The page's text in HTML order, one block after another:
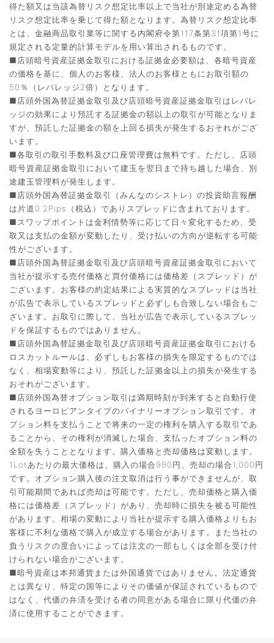
得た額又は当該為替リスク想定比率以上で当社が別途定める為替
リスク想定比率を乗じて得た額となります。為替リスク想定比率
とは、金融商品取引業等に関する内閣府令第117条第31項第1号に
規定される定量的計算モデルを用い算出されるものです。
■店頭暗号資産証拠金取引における証拠金必要額は、各暗号資産
の価格を基に、個人のお客様、法人のお客様ともにお取引額の
50％（レバレッジ2倍）となります。
■店頭外国為替証拠金取引及び店頭暗号資産証拠金取引はレバレ
ッジの効果により預託する証拠金の額以上の取引が可能となりま
すが、預託した証拠金の額を上回る損失が発生するおそれがござ
います。
■各取引の取引手数料及び口座管理費は無料です。ただし、店頭
暗号資産証拠金取引において建玉を翌日まで持ち越した場合、別
途建玉管理料が発生します。
■店頭外国為替証拠金取引（みんなのシストレ）の投資助言報酬
は片道0.2Pips（税込）でありスプレッドに含まれております。
■スワップポイントは金利情勢等に応じて日々変化するため、受
取又は支払の金額が変動したり、受け払いの方向が逆転する可能
性がございます。
■店頭外国為替証拠金取引及び店頭暗号資産証拠金取引において
当社が提示する売付価格と買付価格には価格差（スプレッド）が
ございます。お客様の約定結果による実質的なスプレッドは当社
が広告で表示しているスプレッドと必ずしも合致しない場合もご
ざいます。お取引に際して、当社が広告で表示しているスプレッ
ドを保証するものではありません。
■店頭外国為替証拠金取引及び店頭暗号資産証拠金取引における
ロスカットルールは、必ずしもお客様の損失を限定するものでは
なく、相場変動等により、預託した証拠金以上の損失が発生する
おそれがございます。
■店頭外国為替オプション取引は満期時刻が到来すると自動行使
されるヨーロピアンタイプのバイナリーオプション取引です。オ
プション料を支払うことで将来の一定の権利を購入する取引であ
ることから、その権利が消滅した場合、支払ったオプション料の
全額を失うこととなります。購入価格と売却価格は変動します。
1Lotあたりの最大価格は、購入の場合990円、売却の場合1,000円
です。オプション購入後の注文取消は行う事ができませんが、取
引可能期間であれば売却は可能です。ただし、売却価格と購入価
格には価格差（スプレッド）があり、売却時に損失を被る可能性
があります。相場の変動により当社が提示する購入価格よりもお
客様に不利な価格で購入が成立する場合があります。また当社の
負うリスクの度合いによっては注文の一部もしくは全部を受け付
けられない場合がございます。
■暗号資産は本邦通貨または外国通貨ではありません。法定通貨
とは異なり、特定の国等によりその価値が保証されているもので
はなく、代価の弁済を受ける者の同意がある場合に限り代価の弁
済に使用することができます。